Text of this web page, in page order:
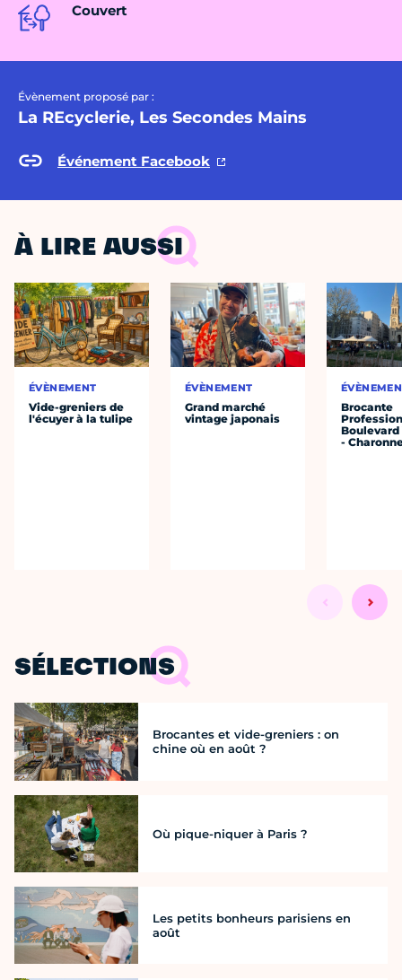
Couvert
Évènement proposé par :
La REcyclerie, Les Secondes Mains
Événement Facebook
À LIRE AUSSI
ÉVÈNEMENT
Vide-greniers de
l'écuyer à la tulipe
ÉVÈNEMENT
Grand marché
vintage japonais
Brocante
-
SÉLECTIONS
Brocantes et vide-greniers : on
chine où en août ?
Où pique-niquer à Paris ?
Les petits bonheurs parisiens en
août